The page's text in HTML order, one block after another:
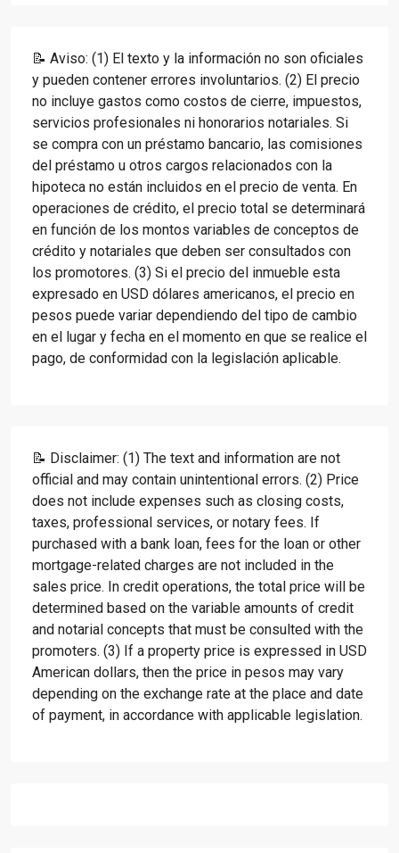
📝 Aviso: (1) El texto y la información no son oficiales
y pueden contener errores involuntarios. (2) El precio
no incluye gastos como costos de cierre, impuestos,
servicios profesionales ni honorarios notariales. Si
se compra con un préstamo bancario, las comisiones
del préstamo u otros cargos relacionados con la
hipoteca no están incluidos en el precio de venta. En
operaciones de crédito, el precio total se determinará
en función de los montos variables de conceptos de
crédito y notariales que deben ser consultados con
los promotores. (3) Si el precio del inmueble esta
expresado en USD dólares americanos, el precio en
pesos puede variar dependiendo del tipo de cambio
en el lugar y fecha en el momento en que se realice el
pago, de conformidad con la legislación aplicable.
📝 Disclaimer: (1) The text and information are not
official and may contain unintentional errors. (2) Price
does not include expenses such as closing costs,
taxes, professional services, or notary fees. If
purchased with a bank loan, fees for the loan or other
mortgage-related charges are not included in the
sales price. In credit operations, the total price will be
determined based on the variable amounts of credit
and notarial concepts that must be consulted with the
promoters. (3) If a property price is expressed in USD
American dollars, then the price in pesos may vary
depending on the exchange rate at the place and date
of payment, in accordance with applicable legislation.